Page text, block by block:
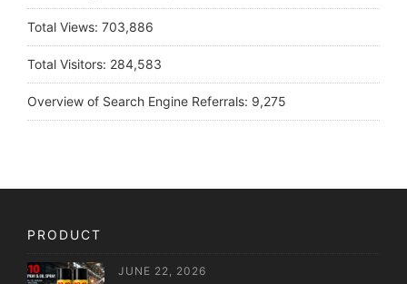
Total Views: 703,886
Total Visitors: 284,583
Overview of Search Engine Referrals: 9,275
PRODUCT
JUNE 22, 2026